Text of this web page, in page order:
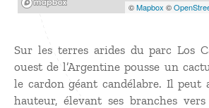
©Mapbox ©
Sur les terres arides du parc Los
ouest de l’Argentine pousse un
le cardon géant candélabre. Il peut
hauteur, élevant ses branches